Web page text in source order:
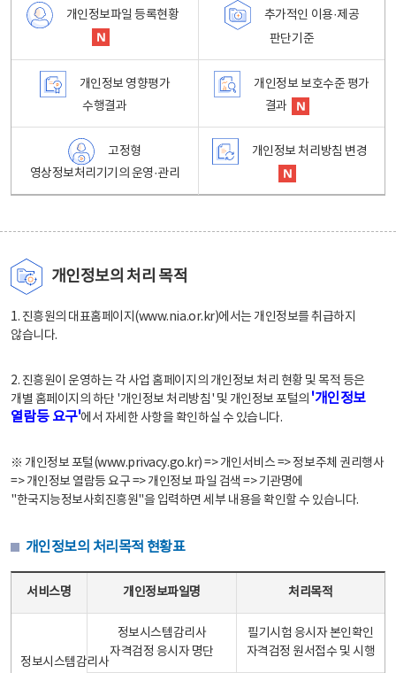
개인정보파일 등록현황
추가적인 이용·제공
판단기준
개인정보 영향평가
수행결과
개인정보 보호수준 평가
결과
고정형
영상정보처리기기의 운영·관리
개인정보 처리방침 변경
개인정보의 처리 목적
1. 진흥원의 대표홈페이지(www.nia.or.kr)에서는 개인정보를 취급하지
않습니다.
2. 진흥원이 운영하는 각 사업 홈페이지의 개인정보 처리 현황 및 목적 등은
개별 홈페이지의 하단 '개인정보 처리방침' 및 개인정보 포털의 '개인정보
열람등 요구'에서 자세한 사항을 확인하실 수 있습니다.
※ 개인정보 포털(www.privacy.go.kr) => 개인서비스 => 정보주체 권리행사
=> 개인정보 열람등 요구 => 개인정보 파일 검색 => 기관명에
"한국지능정보사회진흥원"을 입력하면 세부 내용을 확인할 수 있습니다.
개인정보의 처리목적 현황표
서비스명 개인정보파일명 처리목적
정보시스템감리사
정보시스템감리사
자격검정 응시자 명단
필기시험 응시자 본인확인
자격검정 원서접수 및 시행